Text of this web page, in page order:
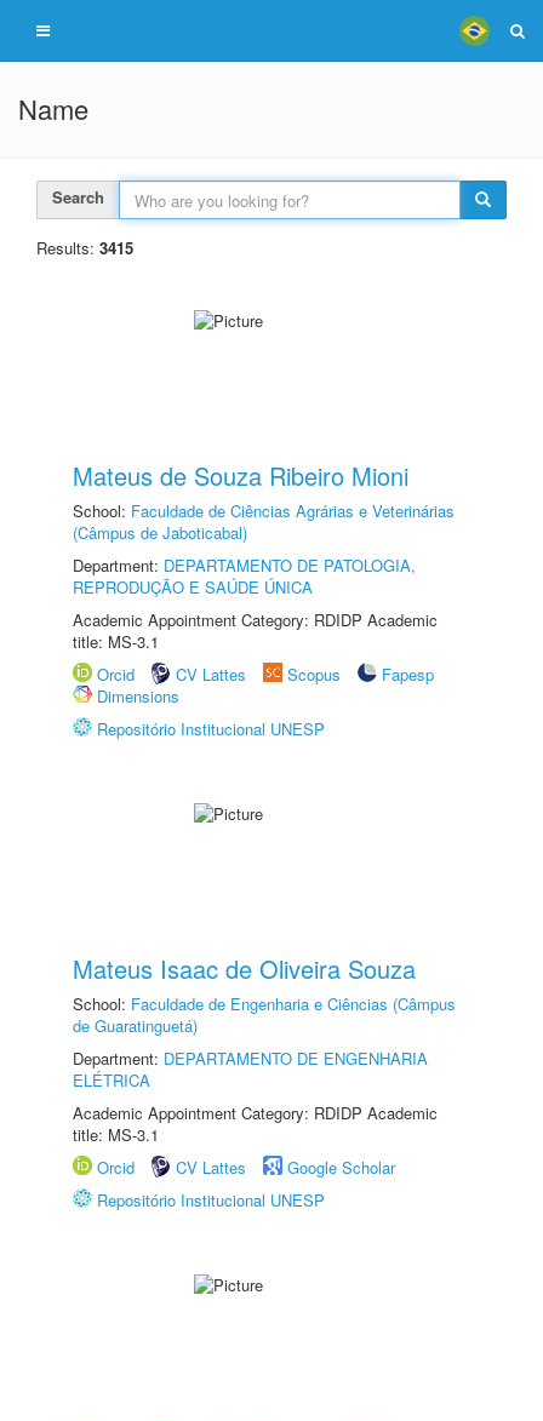
Name
Search
Results: 3415
Mateus de Souza Ribeiro Mioni
School: Faculdade de Ciências Agrárias e Veterinárias
(Câmpus de Jaboticabal)
Department: DEPARTAMENTO DE PATOLOGIA,
REPRODUÇÃO E SAÚDE ÚNICA
Academic Appointment Category: RDIDP Academic
title: MS-3.1
Orcid
CV Lattes Scopus
Fapesp
Dimensions
Repositório Institucional UNESP
Mateus Isaac de Oliveira Souza
School: Faculdade de Engenharia e Ciências (Câmpus
de Guaratinguetá)
Department: DEPARTAMENTO DE ENGENHARIA
ELÉTRICA
Academic Appointment Category: RDIDP Academic
title: MS-3.1
Orcid
CV Lattes
Google Scholar
Repositório Institucional UNESP